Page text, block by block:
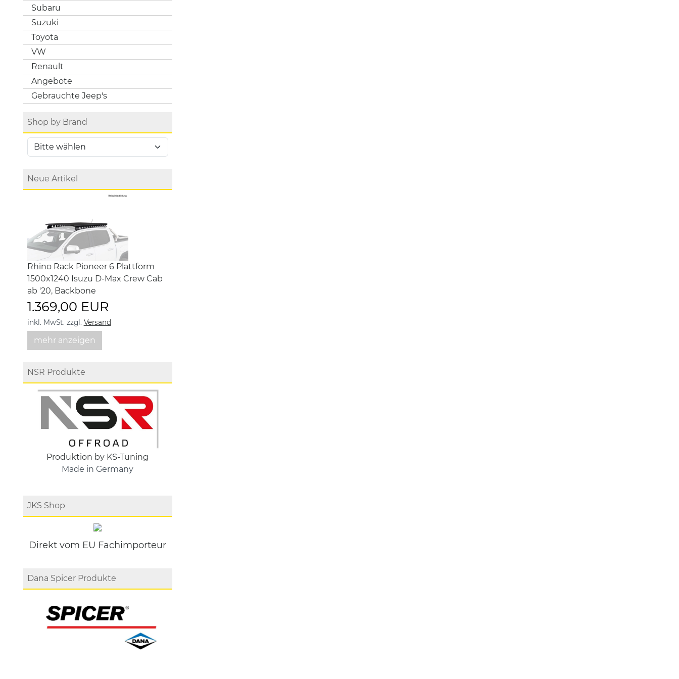
Subaru
Suzuki
Toyota
VW
Renault
Angebote
Gebrauchte Jeep's
Shop by Brand
Neue Artikel
Rhino Rack Pioneer 6 Plattform
1500x1240 Isuzu D-Max Crew Cab
ab '20, Backbone
1.369,00 EUR
inkl. MwSt. zzgl. Versand
mehr anzeigen
NSR Produkte
Produktion by KS-Tuning
Made in Germany
JKS Shop
Direkt vom EU Fachimporteur
Dana Spicer Produkte